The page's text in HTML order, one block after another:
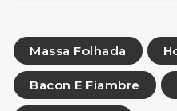
Massa Folhada
Bacon E Fiambre